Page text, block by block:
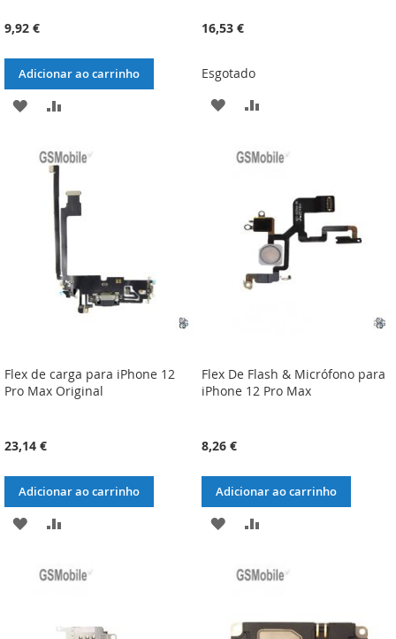
9,92 €
Adicionar ao carrinho
ADICIONAR
LISTA
DESEJOS
COMPARAÇÃO
16,53 €
Esgotado
ADICIONAR
LISTA
DESEJOS
ADICIONAR
COMPARAÇÃO
Flex de carga para iPhone 12
Pro Max Original
23,14 €
Adicionar ao carrinho
ADICIONAR
LISTACOMPARAÇÃO
Flex De Flash & Micrófono para
iPhone 12 Pro Max
8,26 €
Adicionar ao carrinho
ADICIONAR
LISTA
ADICIONAR
COMPARAÇÃO